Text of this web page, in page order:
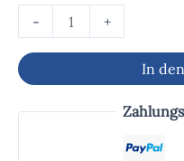
- +
In